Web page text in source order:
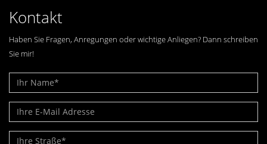
Kontakt
Haben Sie Fragen, Anregungen oder wichtige Anliegen? Dann schreiben
Sie mir!